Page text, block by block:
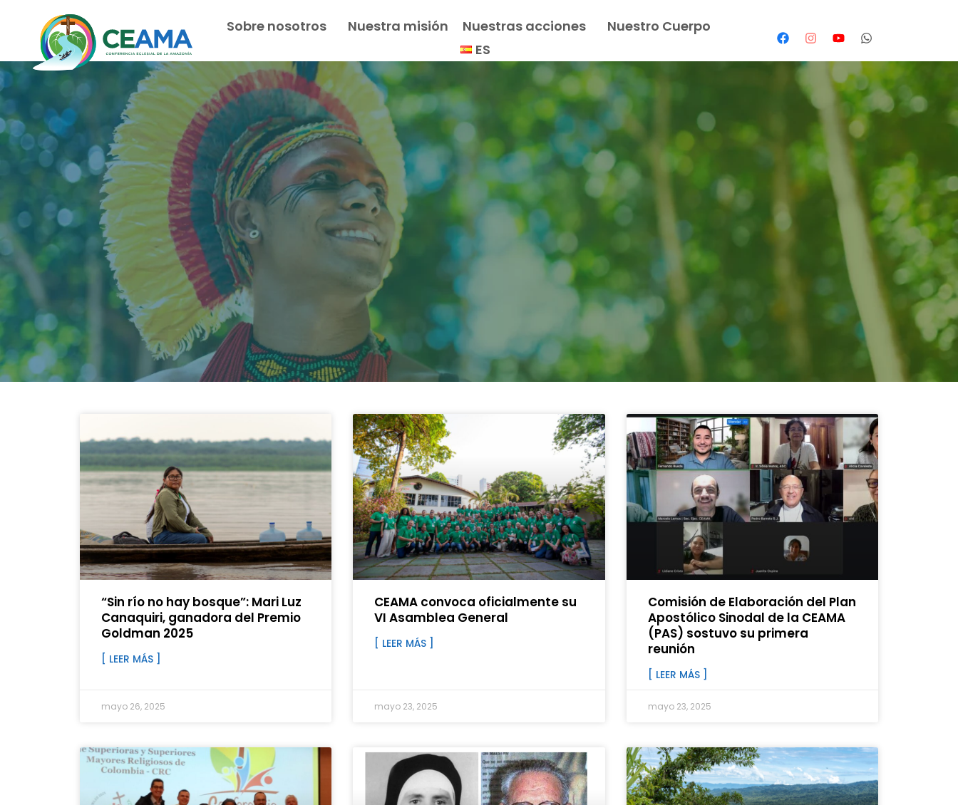
Sobre nosotros Nuestra misión Nuestras acciones
Nuestro Cuerpo
ES
“Sin río no hay bosque”: Mari Luz
Canaquiri, ganadora del Premio
Goldman 2025
[ LEER MÁS ]
mayo 26, 2025
CEAMA convoca oficialmente su
VI Asamblea General
[ LEER MÁS ]
mayo 23, 2025
Comisión de Elaboración del Plan
Apostólico Sinodal de la CEAMA
(PAS) sostuvo su primera
reunión
[ LEER MÁS ]
mayo 23, 2025